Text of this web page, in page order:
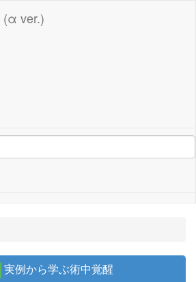
(α ver.)
実例から学ぶ術中覚醒